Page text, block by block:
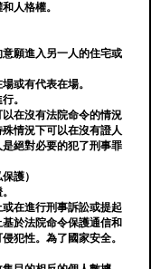
人格權。
願進入另一人的住宅或
或有代表在場。
。
在沒有法院命令的情況
情況下可以在沒有證人
絕對必要的犯了刑事罪
護）
在進行刑事訴訟或提起
於法院命令保護通信和
犯性。為了國家安全。